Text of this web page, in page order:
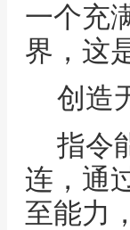
一个充
界，这
创造
指令
连，通
至能力